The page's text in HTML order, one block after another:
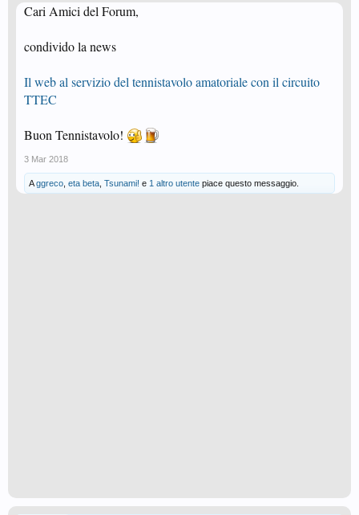
Cari Amici del Forum,
condivido la news
Il web al servizio del tennistavolo amatoriale con il circuito
TTEC
Buon Tennistavolo!
3 Mar 2018
Aggreco eta beta Tsunami! e 1 altro utente piace questo messaggio.